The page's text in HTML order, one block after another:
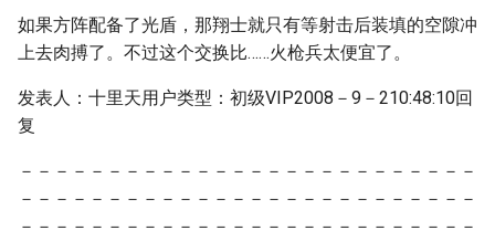
如果方阵配备了光盾，那翔士就只有等射击后装填的空隙冲
上去肉搏了。不过这个交换比……火枪兵太便宜了。
发表人：十里天用户类型：初级VIP2008－9－210:48:10回
复
－－－－－－－－－－－－－－－－－－－－－－－－－－
－－－－－－－－－－－－－－－－－－－－－－－－－－
－－－－－－－－－－－－－－－－－－－－－－－－－－